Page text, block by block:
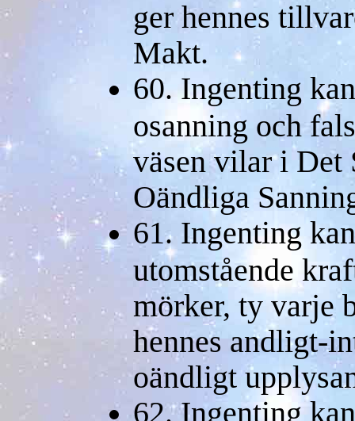
ger hennes
Makt.
60. Ingenting
osanning och
väsen vilar i Det
Oändliga
61. Ingenting
utomstående
mörker, ty varje
hennes andligt-
oändligt
62. Ingenting